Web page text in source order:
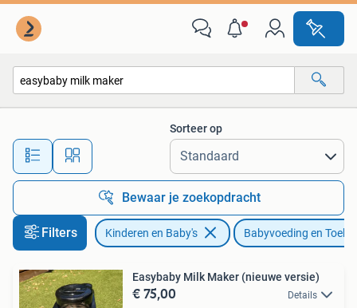
Alle afstanden…
Sorteer op
Bewaar je zoekopdracht
Filters Kinderen en Baby's Babyvoeding en
Easybaby Milk Maker (nieuwe versie)
€ 75,00 Details